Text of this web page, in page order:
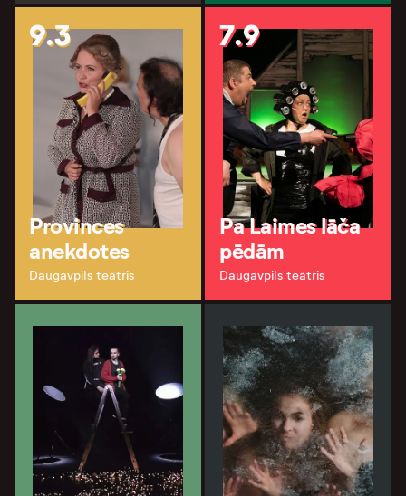
9.3
Provinces
anekdotes
Daugavpils teātris
7.9
Pa Laimes lāča
pēdām
Daugavpils teātris